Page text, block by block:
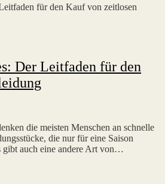
Der Leitfaden für den
die meisten Menschen an schnelle
die nur für eine Saison
gibt auch eine andere Art von…